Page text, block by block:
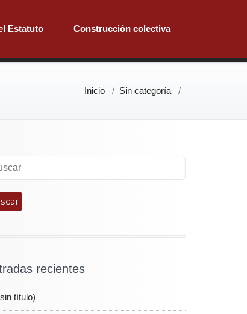
Estatuto Construcción colectiva
Inicio / Sin categoría /
recientes
título)